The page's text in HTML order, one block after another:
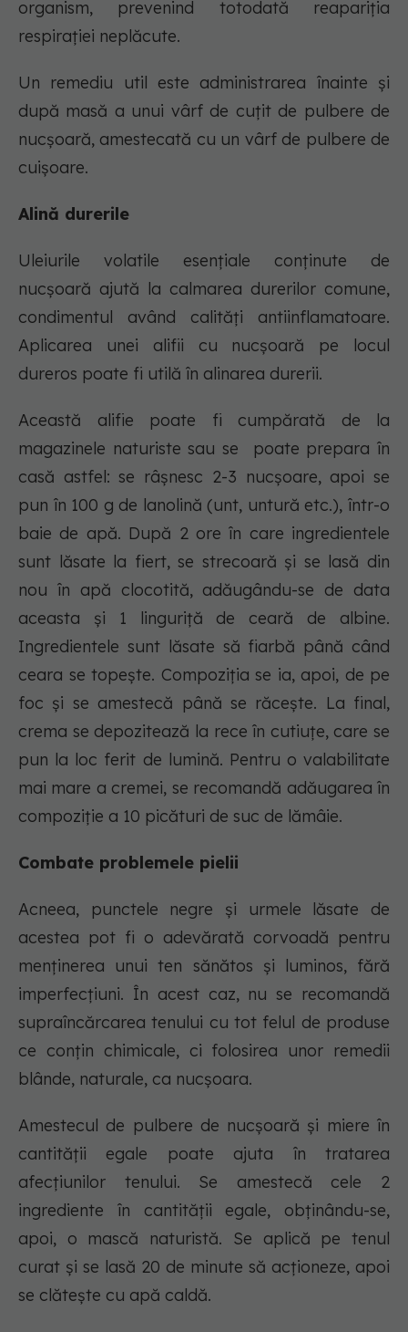
organism, prevenind totodată reapariţia
respiraţiei neplăcute.
Un remediu util este administrarea înainte şi
după masă a unui vârf de cuţit de pulbere de
nucşoară, amestecată cu un vârf de pulbere de
cuişoare.
Alină durerile
Uleiurile volatile esenţiale conţinute de
nucşoară ajută la calmarea durerilor comune,
condimentul având calităţi antiinflamatoare.
Aplicarea unei alifii cu nucşoară pe locul
dureros poate fi utilă în alinarea durerii.
Această alifie poate fi cumpărată de la
magazinele naturiste sau se poate prepara în
casă astfel: se râşnesc 2-3 nucşoare, apoi se
pun în 100 g de lanolină (unt, untură etc.), într-o
baie de apă. După 2 ore în care ingredientele
sunt lăsate la fiert, se strecoară şi se lasă din
nou în apă clocotită, adăugându-se de data
aceasta şi 1 linguriţă de ceară de albine.
Ingredientele sunt lăsate să fiarbă până când
ceara se topeşte. Compoziţia se ia, apoi, de pe
foc şi se amestecă până se răceşte. La final,
crema se depozitează la rece în cutiuţe, care se
pun la loc ferit de lumină. Pentru o valabilitate
mai mare a cremei, se recomandă adăugarea în
compoziţie a 10 picături de suc de lămâie.
Combate problemele pielii
Acneea, punctele negre şi urmele lăsate de
acestea pot fi o adevărată corvoadă pentru
menţinerea unui ten sănătos şi luminos, fără
imperfecţiuni. În acest caz, nu se recomandă
supraîncărcarea tenului cu tot felul de produse
ce conţin chimicale, ci folosirea unor remedii
blânde, naturale, ca nucşoara.
Amestecul de pulbere de nucşoară şi miere în
cantităţii egale poate ajuta în tratarea
afecţiunilor tenului. Se amestecă cele 2
ingrediente în cantităţii egale, obţinându-se,
apoi, o mască naturistă. Se aplică pe tenul
curat şi se lasă 20 de minute să acţioneze, apoi
se clăteşte cu apă caldă.